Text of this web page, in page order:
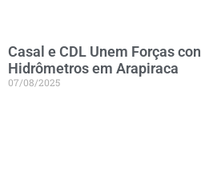
Casal e CDL Unem Forças
Hidrômetros em Arapiraca
07/08/2025